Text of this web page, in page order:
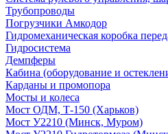
Трубопроводы
Погрузчики Амкодор
Гидромеханическая коробка
Гидросистема
Демпферы
Кабина (оборудование и
Карданы и промопора
Мосты и колеса
Мост ОДМ, Т-150 (Харьков)
Мост У2210 (Минск, Муром)